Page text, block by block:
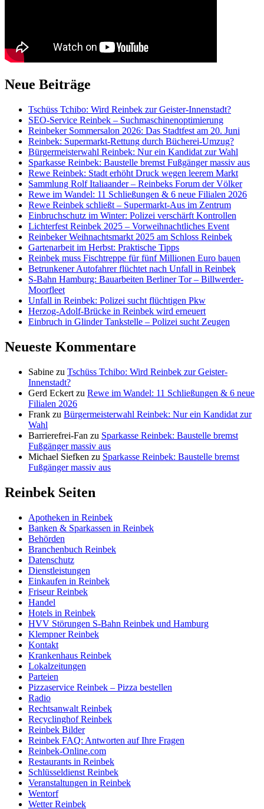
Neue Beiträge
Tschüss Tchibo: Wird Reinbek zur Geister-Innenstadt?
SEO-Service Reinbek – Suchmaschinenoptimierung
Reinbeker Sommersalon 2026: Das Stadtfest am 20. Juni
Reinbek: Supermarkt-Rettung durch Bücherei-Umzug?
Bürgermeisterwahl Reinbek: Nur ein Kandidat zur Wahl
Sparkasse Reinbek: Baustelle bremst Fußgänger massiv aus
Rewe Reinbek: Stadt erhöht Druck wegen leerem Markt
Sammlung Rolf Italiaander – Reinbeks Forum der Völker
Rewe im Wandel: 11 Schließungen & 6 neue Filialen 2026
Rewe Reinbek schließt – Supermarkt-Aus im Zentrum
Einbruchschutz im Winter: Polizei verschärft Kontrollen
Lichterfest Reinbek 2025 – Vorweihnachtliches Event
Reinbeker Weihnachtsmarkt 2025 am Schloss Reinbek
Gartenarbeit im Herbst: Praktische Tipps
Reinbek muss Fischtreppe für fünf Millionen Euro bauen
Betrunkener Autofahrer flüchtet nach Unfall in Reinbek
S-Bahn Hamburg: Bauarbeiten Berliner Tor – Billwerder-
Moorfleet
Unfall in Reinbek: Polizei sucht flüchtigen Pkw
Herzog-Adolf-Brücke in Reinbek wird erneuert
Einbruch in Glinder Tankstelle – Polizei sucht Zeugen
Neueste Kommentare
Sabine zu Tschüss Tchibo: Wird Reinbek zur Geister-
Innenstadt?
Gerd Eckert zu Rewe im Wandel: 11 Schließungen & 6 neue
Filialen 2026
Frank zu Bürgermeisterwahl Reinbek: Nur ein Kandidat zur
Wahl
Barrierefrei-Fan zu Sparkasse Reinbek: Baustelle bremst
Fußgänger massiv aus
Michael Siefken zu Sparkasse Reinbek: Baustelle bremst
Fußgänger massiv aus
Reinbek Seiten
Apotheken in Reinbek
Banken & Sparkassen in Reinbek
Behörden
Branchenbuch Reinbek
Datenschutz
Dienstleistungen
Einkaufen in Reinbek
Friseur Reinbek
Handel
Hotels in Reinbek
HVV Störungen S-Bahn Reinbek und Hamburg
Klempner Reinbek
Kontakt
Krankenhaus Reinbek
Lokalzeitungen
Parteien
Pizzaservice Reinbek – Pizza bestellen
Radio
Rechtsanwalt Reinbek
Recyclinghof Reinbek
Reinbek Bilder
Reinbek FAQ: Antworten auf Ihre Fragen
Reinbek-Online.com
Restaurants in Reinbek
Schlüsseldienst Reinbek
Veranstaltungen in Reinbek
Wentorf
Wetter Reinbek